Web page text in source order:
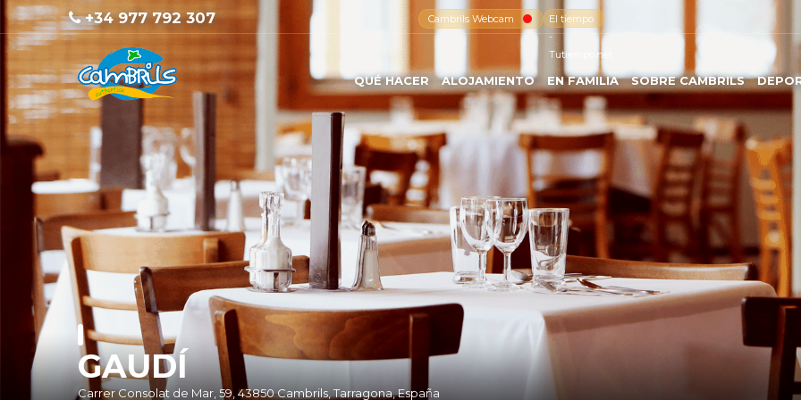
+34 977 792 307 Cambrils Webcam
El tiempo
-
Tutiempo.net
QUÉ HACER ALOJAMIENTO EN FAMILIA SOBRE CAMBRILS
GAUDÍ
Carrer Consolat de Mar, 59, 43850 Cambrils, Tarragona, España